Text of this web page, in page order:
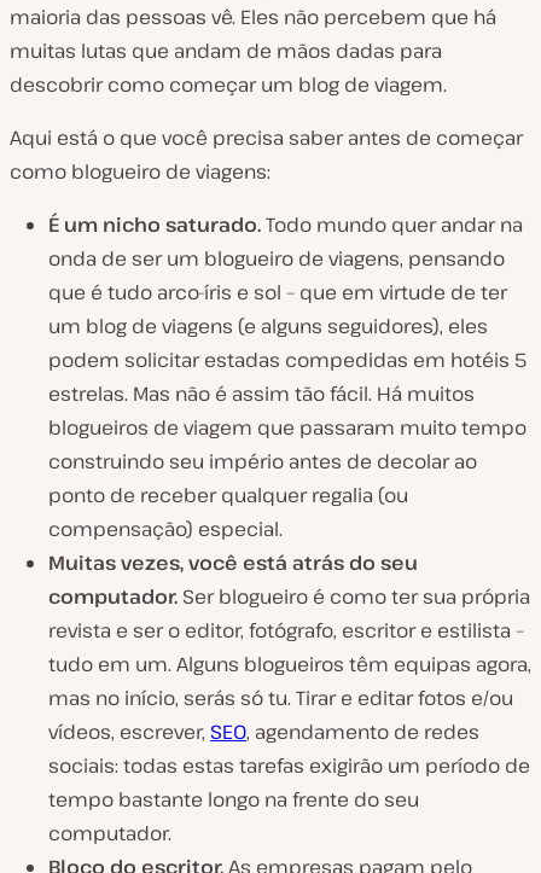
maioria das pessoas vê. Eles não percebem que há
muitas lutas que andam de mãos dadas para
descobrir como começar um blog de viagem.
Aqui está o que você precisa saber antes de começar
como blogueiro de viagens:
É um nicho saturado.Todo mundo quer andar na
onda de ser um blogueiro de viagens, pensando
que é tudo arco-íris e sol – que em virtude de ter
um blog de viagens (e alguns seguidores), eles
podem solicitar estadas compedidas em hotéis 5
estrelas. Mas não é assim tão fácil. Há muitos
blogueiros de viagem que passaram muito tempo
construindo seu império antes de decolar ao
ponto de receber qualquer regalia (ou
compensação) especial.
Muitas vezes, você está atrás do seu
computador. Ser blogueiro é como ter sua própria
revista e ser o editor, fotógrafo, escritor e estilista –
tudo em um. Alguns blogueiros têm equipas agora,
mas no início, serás sótu. Tirar e editar fotos e/ou
vídeos, escrever, SEO, agendamento de redes
sociais: todas estas tarefas exigirão um período de
tempo bastante longo na frente do seu
computador.
Bloco do escritor.As empresas pagam pelo